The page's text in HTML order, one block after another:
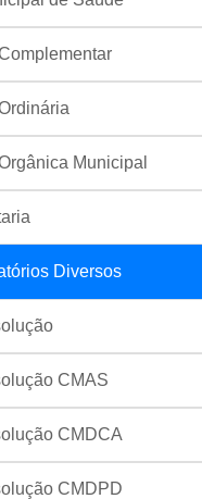
Municipal
Diversos
CMAS
CMDCA
CMDPD